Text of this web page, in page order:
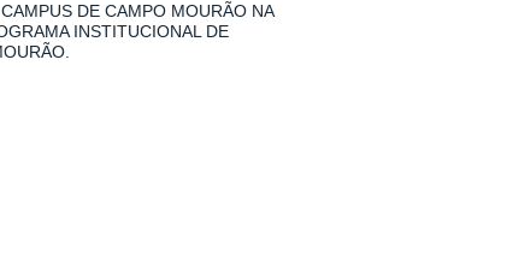
DE CAMPO MOURÃO NA
INSTITUCIONAL DE